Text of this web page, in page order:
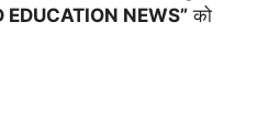
EDUCATION NEWS” को